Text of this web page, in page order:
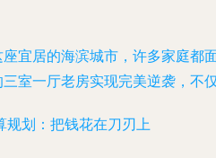
宜居的海滨城市，许多家庭都
室一厅老房实现完美逆袭，不
规划：把钱花在刀刃上